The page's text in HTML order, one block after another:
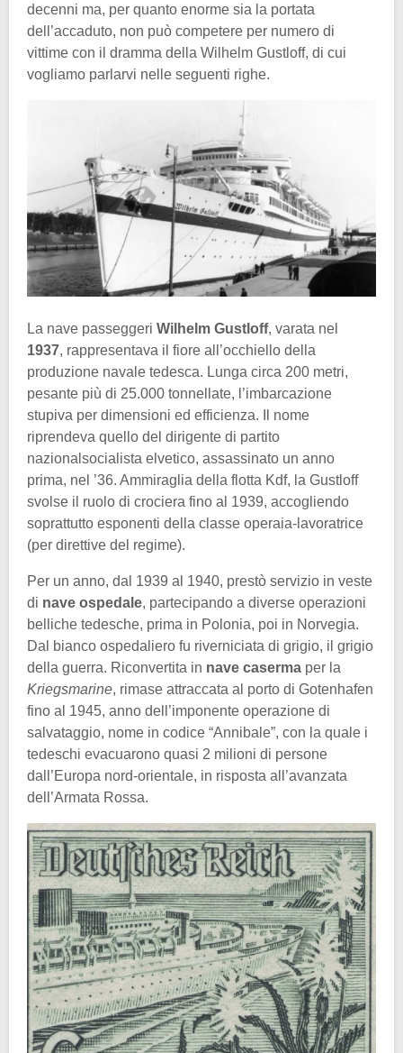
decenni ma, per quanto enorme sia la portata
dell’accaduto, non può competere per numero di
vittime con il dramma della Wilhelm Gustloff, di cui
vogliamo parlarvi nelle seguenti righe.
La nave passeggeri Wilhelm Gustloff, varata nel
1937, rappresentava il fiore all’occhiello della
produzione navale tedesca. Lunga circa 200 metri,
pesante più di 25.000 tonnellate, l’imbarcazione
stupiva per dimensioni ed efficienza. Il nome
riprendeva quello del dirigente di partito
nazionalsocialista elvetico, assassinato un anno
prima, nel ’36. Ammiraglia della flotta Kdf, la Gustloff
svolse il ruolo di crociera fino al 1939, accogliendo
soprattutto esponenti della classe operaia-lavoratrice
(per direttive del regime).
Per un anno, dal 1939 al 1940, prestò servizio in veste
di nave ospedale, partecipando a diverse operazioni
belliche tedesche, prima in Polonia, poi in Norvegia.
Dal bianco ospedaliero fu riverniciata di grigio, il grigio
della guerra. Riconvertita in nave caserma per la
Kriegsmarine, rimase attraccata al porto di Gotenhafen
fino al 1945, anno dell’imponente operazione di
salvataggio, nome in codice “Annibale”, con la quale i
tedeschi evacuarono quasi 2 milioni di persone
dall’Europa nord-orientale, in risposta all’avanzata
dell’Armata Rossa.